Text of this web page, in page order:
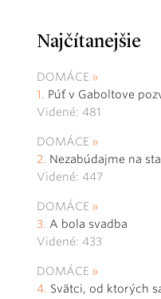
Najčítanejšie
DOMÁCE
Púť v Gaboltove
Videné: 481
DOMÁCE
Nezabúdajme na
Videné: 447
DOMÁCE
A bola svadba
Videné: 433
DOMÁCE
Svätci, od ktorých